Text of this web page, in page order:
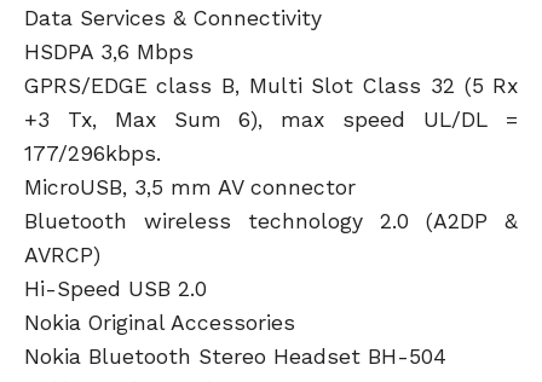
Data Services & Connectivity
HSDPA 3,6 Mbps
GPRS/EDGE class B, Multi Slot Class 32 (5 Rx
+3 Tx, Max Sum 6), max speed UL/DL =
177/296kbps.
MicroUSB, 3,5 mm AV connector
Bluetooth wireless technology 2.0 (A2DP &
AVRCP)
Hi-Speed USB 2.0
Nokia Original Accessories
Nokia Bluetooth Stereo Headset BH-504